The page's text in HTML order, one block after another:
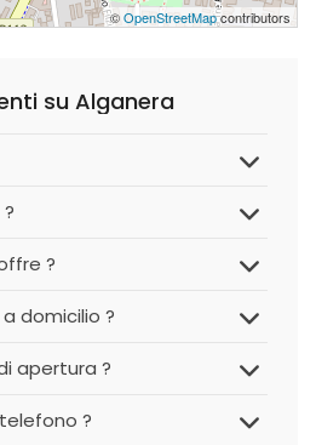
©OpenStreetMapcontributors
su Alganera
?
domicilio ?
apertura ?
?